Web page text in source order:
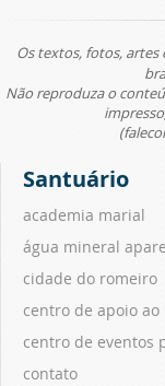
Os textos, fotos, artes
Não reproduza o
Santuário
academia marial
água mineral
cidade do romeiro
centro de apoio
centro de eventos
contato